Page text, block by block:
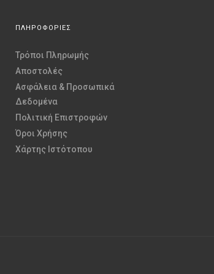
ΠΛΗΡΟΦΟΡΙΕΣ
Τρόποι Πληρωμής
Αποστολές
Ασφάλεια & Προσωπικά
Δεδομένα
Πολιτική Επιστροφών
Όροι Χρήσης
Χάρτης Ιστότοπου